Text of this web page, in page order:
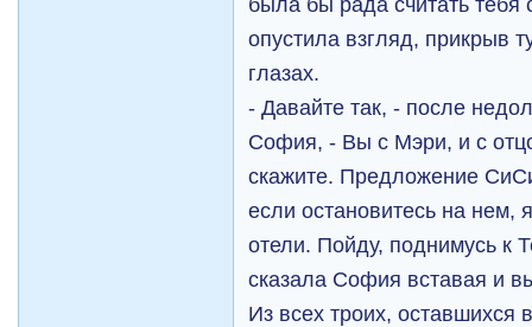
опустила взгляд, прикрыв
глазах.
- Давайте так, - после
София, - Вы с Мэри, и с
скажите. Предложение
если остановитесь на нем,
отели. Пойду, поднимусь к
сказала София вставая и
Из всех троих, оставшихся